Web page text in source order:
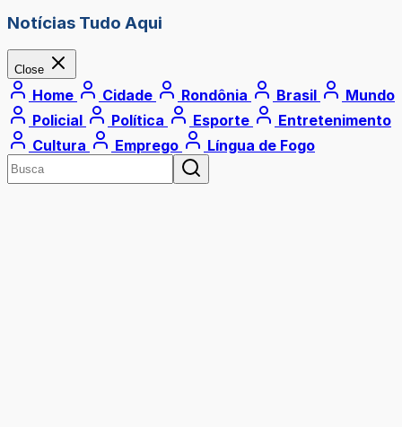
Notícias Tudo Aqui
Close
Home Cidade Rondônia Brasil
Mundo
Policial
Política Esporte
Entretenimento
Cultura
Emprego Língua de Fogo